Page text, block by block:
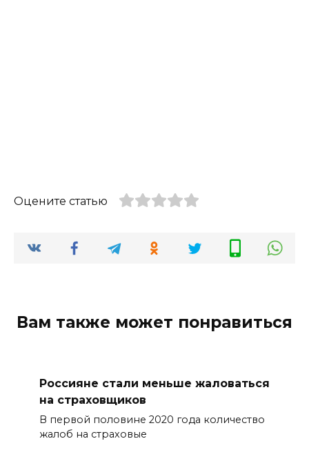
Оцените статью
Вам также может понравиться
Россияне стали меньше жаловаться
на страховщиков
В первой половине 2020 года количество
жалоб на страховые